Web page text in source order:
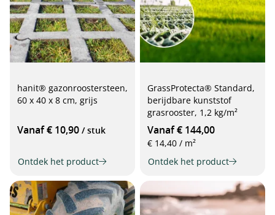
hanit® gazonroostersteen,
60 x 40 x 8 cm, grijs
Vanaf € 10,90 / stuk
Ontdek het product
GrassProtecta® Standard,
berijdbare kunststof
grasrooster, 1,2 kg/m²
Vanaf € 144,00
€ 14,40 / m²
Ontdek het product